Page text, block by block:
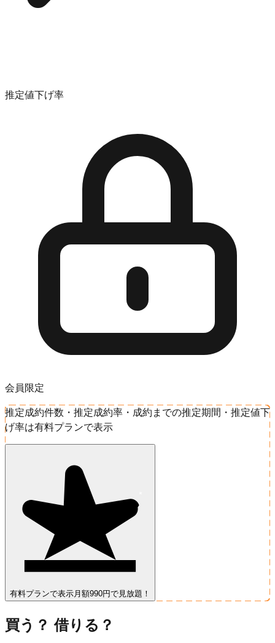
推定値下げ率
会員限定
推定成約件数・推定成約率・成約までの推定期間・推定値下
げ率は有料プランで表示
有料プランで表示 月額990円で見放題！
買う？ 借りる？